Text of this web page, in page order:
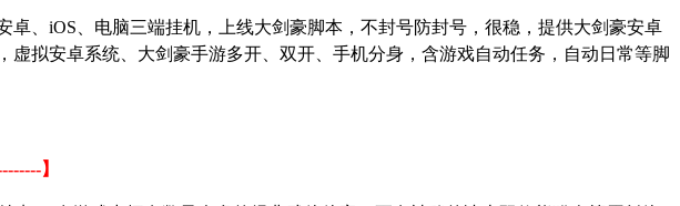
卓、 iOS、电脑三端挂机，上线大剑豪脚本，不封号防封号，很稳，提供大剑豪安卓
拟安卓系统、大剑豪手游多开、双开、手机分身，含游戏自动任务，自动日常等脚
】